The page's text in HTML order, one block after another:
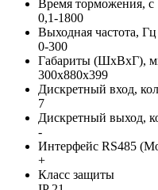
Время торможения, с
0,1-1800
Выходная частота, Гц
0-300
Габариты (ШхВхГ),
300x880x399
Дискретный вход,
7
Дискретный выход,
-
Интерфейс RS485
+
Класс защиты